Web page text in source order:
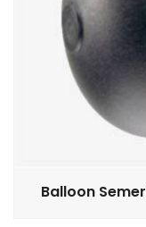
Balloon